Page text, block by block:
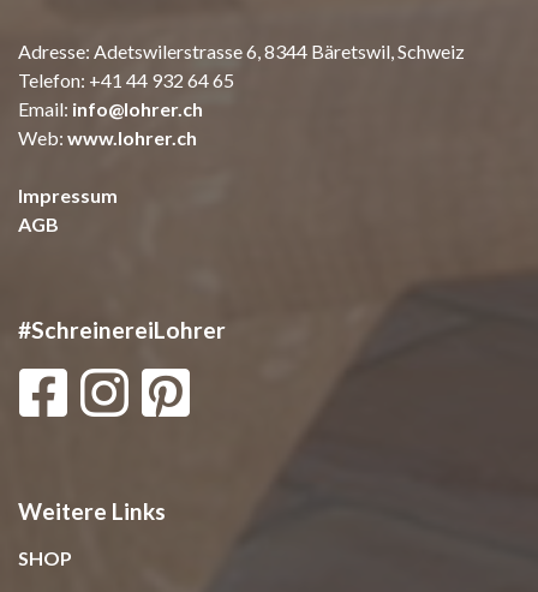
Adresse: Adetswilerstrasse 6, 8344 Bäretswil, Schweiz
Telefon: +41 44 932 64 65
Email: info@lohrer.ch
Web: www.lohrer.ch
Impressum
AGB
#SchreinereiLohrer
Weitere Links
SHOP